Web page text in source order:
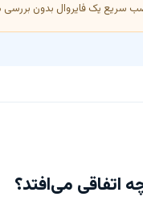
سریع یک فایروال بدون
اتفاقی می‌افتد؟